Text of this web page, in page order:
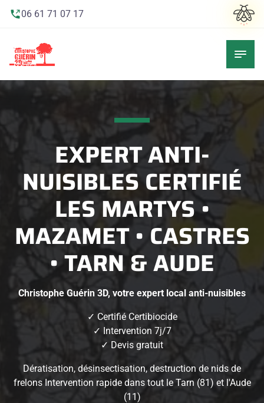
06 61 71 07 17
EXPERT ANTI-
NUISIBLES CERTIFIÉ
LES MARTYS •
MAZAMET • CASTRES
• TARN & AUDE
Christophe Guérin 3D, votre expert local anti-nuisibles
✓ Certifié Certibiocide
✓ Intervention 7j/7
✓ Devis gratuit
Dératisation, désinsectisation, destruction de nids de
frelons Intervention rapide dans tout le Tarn (81) et l'Aude
(11)